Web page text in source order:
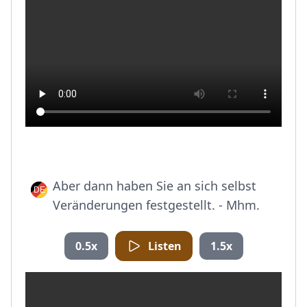
Aber dann haben Sie an sich selbst
Veränderungen festgestellt. - Mhm.
0.5x Listen 1.5x